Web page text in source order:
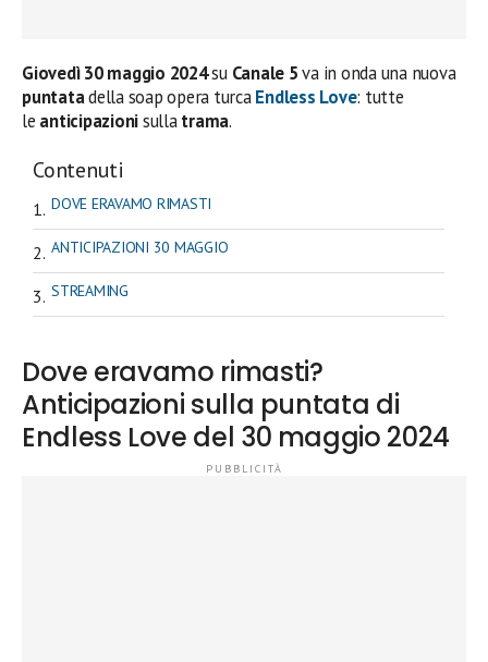
Giovedì 30 maggio 2024su Canale 5va in onda una nuova
puntatadella soap opera turcaEndless Love: tutte
le anticipazionisullatrama.
Contenuti
DOVE ERAVAMO RIMASTI
ANTICIPAZIONI 30 MAGGIO
STREAMING
Dove eravamo rimasti?
Anticipazioni sulla puntata di
Endless Love del 30 maggio 2024